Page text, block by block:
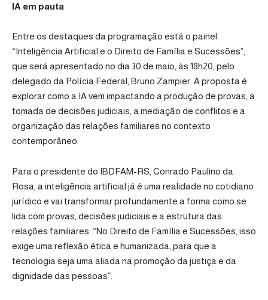
IA em pauta
Entre os destaques da programação está o painel
“Inteligência Artificial e o Direito de Família e Sucessões”,
que será apresentado no dia 30 de maio, às 18h20, pelo
delegado da Polícia Federal, Bruno Zampier. A proposta é
explorar como a IA vem impactando a produção de provas, a
tomada de decisões judiciais, a mediação de conflitos e a
organização das relações familiares no contexto
contemporâneo.
Para o presidente do IBDFAM-RS, Conrado Paulino da
Rosa, a inteligência artificial já é uma realidade no cotidiano
jurídico e vai transformar profundamente a forma como se
lida com provas, decisões judiciais e a estrutura das
relações familiares. “No Direito de Família e Sucessões, isso
exige uma reflexão ética e humanizada, para que a
tecnologia seja uma aliada na promoção da justiça e da
dignidade das pessoas”.